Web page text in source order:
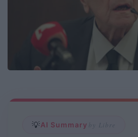
💡AI Summary by Libre